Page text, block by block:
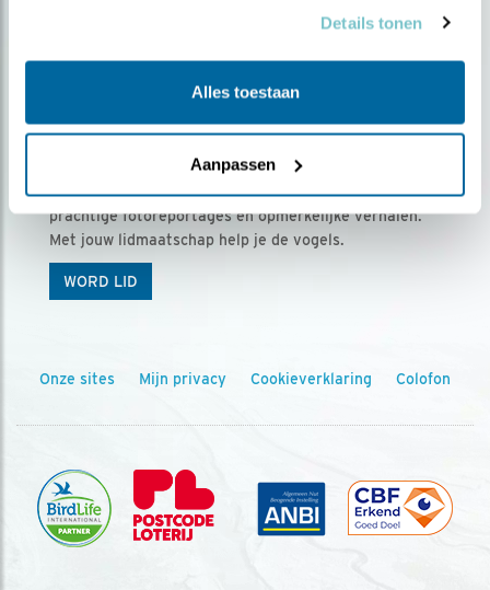
Details tonen
Alles toestaan
Aanpassen
Ontvang 5 x Vogels voor € 36,00 per jaar
Vogels is het tijdschrift voor onze leden, met
prachtige fotoreportages en opmerkelijke verhalen.
Met jouw lidmaatschap help je de vogels.
WORD LID
Onze sites Mijn privacy Cookieverklaring Colofon